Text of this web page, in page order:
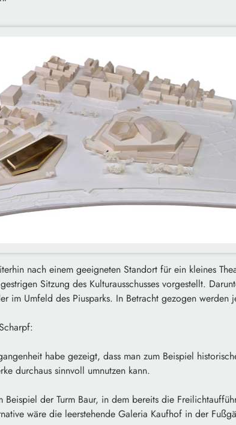
nach einem geeigneten Standort für ein kleines
Sitzung des Kulturausschusses vorgestellt.
im Umfeld des Piusparks. In Betracht gezogen werden
habe gezeigt, dass man zum Beispiel
durchaus sinnvoll umnutzen kann.
der Turm Baur, in dem bereits die
wäre die leerstehende Galeria Kaufhof in der